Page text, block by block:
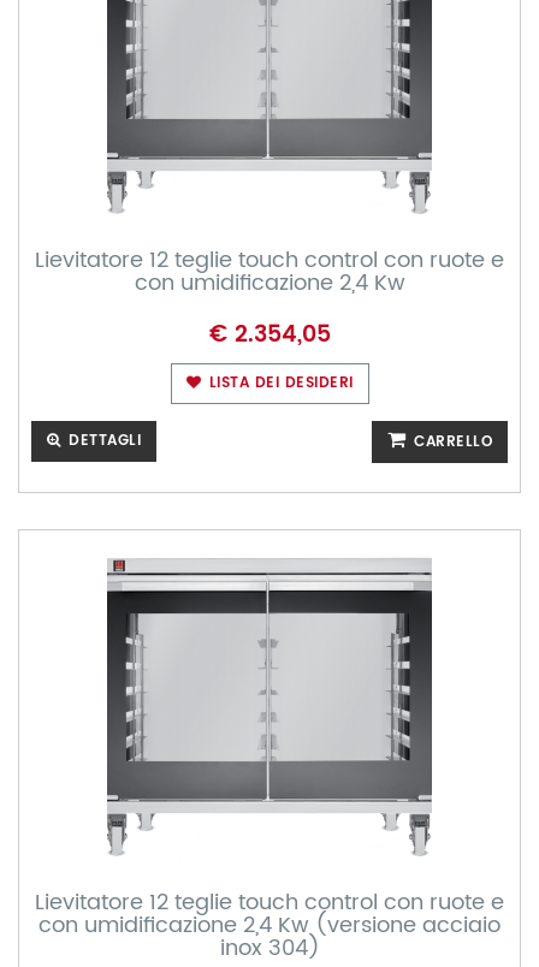
Lievitatore 12 teglie touch control con ruote e
con umidificazione 2,4 Kw
€ 2.354,05
LISTA DEI DESIDERI
DETTAGLI CARRELLO
Lievitatore 12 teglie touch control con ruote e
con umidificazione 2,4 Kw (versione acciaio
inox 304)